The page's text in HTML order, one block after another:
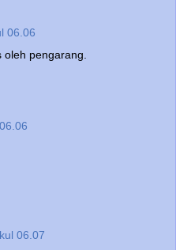
06.06
pengarang.
06.07